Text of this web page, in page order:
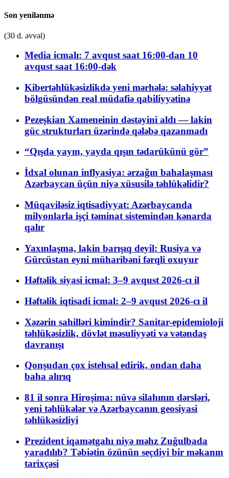
Son yenilənmə
(30 d. əvvəl)
Media icmalı: 7 avqust saat 16:00-dan 10
avqust saat 16:00-dək
Kibertəhlükəsizlikdə yeni mərhələ: səlahiyyət
bölgüsündən real müdafiə qabiliyyətinə
Pezeşkian Xameneinin dəstəyini aldı — lakin
güc strukturları üzərində qələbə qazanmadı
“Qışda yayın, yayda qışın tədarükünü gör”
İdxal olunan inflyasiya: ərzağın bahalaşması
Azərbaycan üçün niyə xüsusilə təhlükəlidir?
Müqaviləsiz iqtisadiyyat: Azərbaycanda
milyonlarla işçi təminat sistemindən kənarda
qalır
Yaxınlaşma, lakin barışıq deyil: Rusiya və
Gürcüstan eyni müharibəni fərqli oxuyur
Həftəlik siyasi icmal: 3–9 avqust 2026-cı il
Həftəlik iqtisadi icmal: 2–9 avqust 2026-cı il
Xəzərin sahilləri kimindir? Sanitar-epidemioloji
təhlükəsizlik, dövlət məsuliyyəti və vətəndaş
davranışı
Qonşudan çox istehsal edirik, ondan daha
baha alırıq
81 il sonra Hiroşima: nüvə silahının dərsləri,
yeni təhlükələr və Azərbaycanın geosiyasi
təhlükəsizliyi
Prezident iqamətgahı niyə məhz Zuğulbada
yaradılıb? Təbiətin özünün seçdiyi bir məkanın
tarixçəsi